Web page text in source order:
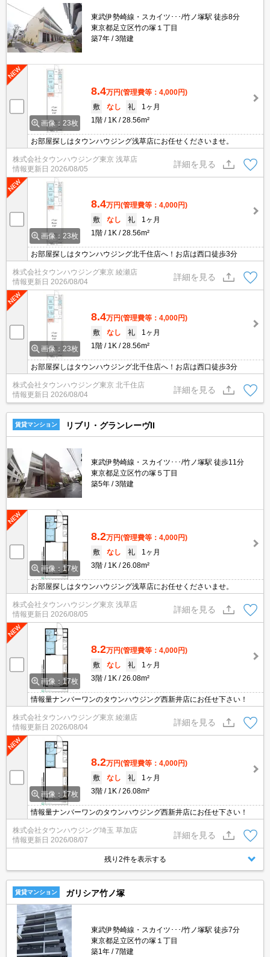
東武伊勢崎線・スカイツ･･･/竹ノ塚駅 徒歩8分
東京都足立区竹の塚１丁目
築7年
3階建
画像：23枚
8.4万円(管理費等：4,000円)
敷
なし 礼
1ヶ月
1階
1K 28.56m²
お部屋探しはタウンハウジング浅草店にお任せくださいませ。
株式会社タウンハウジング東京 浅草店
情報更新日 2026/08/05
詳細を見る
画像：23枚
8.4万円(管理費等：4,000円)
敷
なし 礼
1ヶ月
1階
1K 28.56m²
お部屋探しはタウンハウジング北千住店へ！お店は西口徒歩3分
株式会社タウンハウジング東京 綾瀬店
情報更新日 2026/08/04
詳細を見る
画像：23枚
8.4万円(管理費等：4,000円)
敷
なし 礼
1ヶ月
1階
1K 28.56m²
お部屋探しはタウンハウジング北千住店へ！お店は西口徒歩3分
株式会社タウンハウジング東京 北千住店
情報更新日 2026/08/04
詳細を見る
賃貸マンション リブリ・グランレーヴII
東武伊勢崎線・スカイツ･･･/竹ノ塚駅 徒歩11分
東京都足立区竹の塚５丁目
築5年
3階建
画像：17枚
8.2万円(管理費等：4,000円)
敷
なし 礼
1ヶ月
3階
1K 26.08m²
お部屋探しはタウンハウジング浅草店にお任せくださいませ。
株式会社タウンハウジング東京 浅草店
情報更新日 2026/08/05
詳細を見る
画像：17枚
8.2万円(管理費等：4,000円)
敷
なし 礼
1ヶ月
3階
1K 26.08m²
情報量ナンバーワンのタウンハウジング西新井店にお任せ下さい！
株式会社タウンハウジング東京 綾瀬店
情報更新日 2026/08/04
詳細を見る
画像：17枚
8.2万円(管理費等：4,000円)
敷
なし 礼
1ヶ月
3階
1K 26.08m²
情報量ナンバーワンのタウンハウジング西新井店にお任せ下さい！
株式会社タウンハウジング埼玉 草加店
情報更新日 2026/08/07
詳細を見る
残り2件を表示する
賃貸マンション ガリシア竹ノ塚
東武伊勢崎線・スカイツ･･･/竹ノ塚駅 徒歩7分
東京都足立区竹の塚１丁目
築1年
7階建